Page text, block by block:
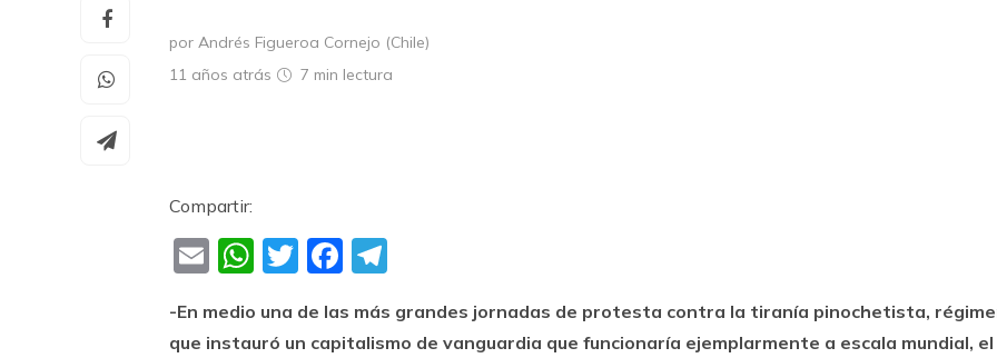
por Andrés Figueroa Cornejo (Chile)
11 años atrás
7 min lectura
Compartir:
EmailWhatsApp
TwitterFacebook
-En medio una de las más grandes jornadas de protesta contra la tiranía pinochetista,
que instauró un capitalismo de vanguardia que funcionaría ejemplarmente a escala mundial, el